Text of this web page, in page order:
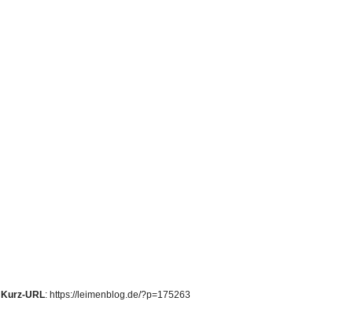
Kurz-URL: https://leimenblog.de/?p=175263